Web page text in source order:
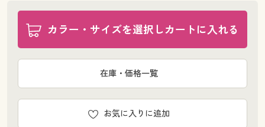
カラー・サイズを選択しカートに入れる
お気に入りに追加
在庫・価格一覧